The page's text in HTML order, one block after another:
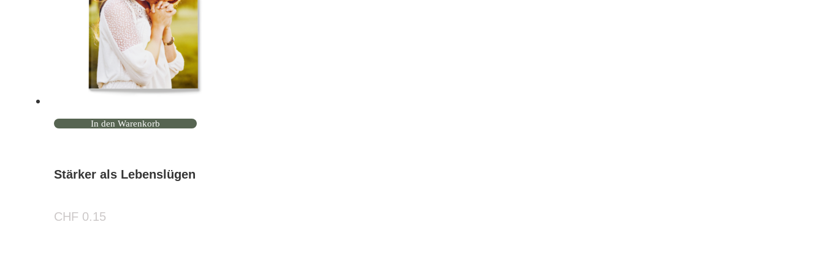
In den Warenkorb
Stärker als Lebenslügen
CHF 0.15